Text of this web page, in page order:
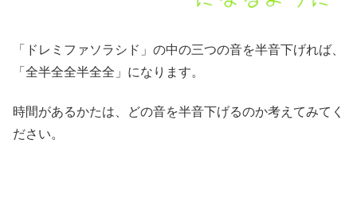
「ドレミファソラシド」の中の三つの音を半音下げれば、
「全半全全半全全」になります。
時間があるかたは、どの音を半音下げるのか考えてみてく
ださい。